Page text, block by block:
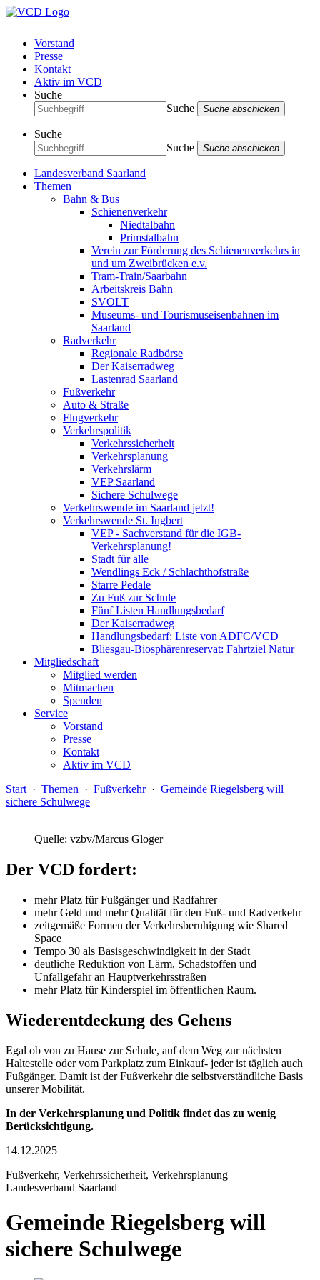
Vorstand
Presse
Kontakt
Aktiv im VCD
Suche
Suche
Suche abschicken
Suche
Suche
Suche abschicken
Landesverband Saarland
Themen
Bahn & Bus
Schienenverkehr
Niedtalbahn
Primstalbahn
Verein zur Förderung des Schienenverkehrs in
und um Zweibrücken e.v.
Tram-Train/Saarbahn
Arbeitskreis Bahn
SVOLT
Museums- und Tourismuseisenbahnen im
Saarland
Radverkehr
Regionale Radbörse
Der Kaiserradweg
Lastenrad Saarland
Fußverkehr
Auto & Straße
Flugverkehr
Verkehrspolitik
Verkehrssicherheit
Verkehrsplanung
Verkehrslärm
VEP Saarland
Sichere Schulwege
Verkehrswende im Saarland jetzt!
Verkehrswende St. Ingbert
VEP - Sachverstand für die IGB-
Verkehrsplanung!
Stadt für alle
Wendlings Eck / Schlachthofstraße
Starre Pedale
Zu Fuß zur Schule
Fünf Listen Handlungsbedarf
Der Kaiserradweg
Handlungsbedarf: Liste von ADFC/VCD
Bliesgau-Biosphärenreservat: Fahrtziel Natur
Mitgliedschaft
Mitglied werden
Mitmachen
Spenden
Service
Vorstand
Presse
Kontakt
Aktiv im VCD
Start · Themen · Fußverkehr· Gemeinde Riegelsberg will
sichere Schulwege
Quelle: vzbv/Marcus Gloger
Der VCD fordert:
mehr Platz für Fußgänger und Radfahrer
mehr Geld und mehr Qualität für den Fuß- und Radverkehr
zeitgemäße Formen der Verkehrsberuhigung wie Shared
Space
Tempo 30 als Basisgeschwindigkeit in der Stadt
deutliche Reduktion von Lärm, Schadstoffen und
Unfallgefahr an Hauptverkehrsstraßen
mehr Platz für Kinderspiel im öffentlichen Raum.
Wiederentdeckung des Gehens
Egal ob von zu Hause zur Schule, auf dem Weg zur nächsten
Haltestelle oder vom Parkplatz zum Einkauf- jeder ist täglich auch
Fußgänger. Damit ist der Fußverkehr die selbstverständliche Basis
unserer Mobilität.
In der Verkehrsplanung und Politik findet das zu wenig
Berücksichtigung.
14.12.2025
Fußverkehr, Verkehrssicherheit, Verkehrsplanung
Landesverband Saarland
Gemeinde Riegelsberg will
sichere Schulwege